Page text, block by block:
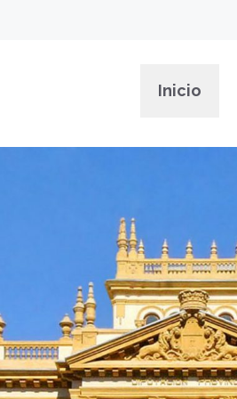
Inicio